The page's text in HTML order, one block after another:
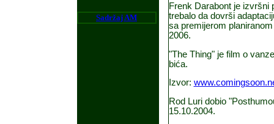
Sadržaj AM
Frenk Darabont je izvršni
trebalo da dovrši
sa premijerom
2006.
"The Thing" je film o
bića.
Izvor:
Rod Luri dobio
15.10.2004.